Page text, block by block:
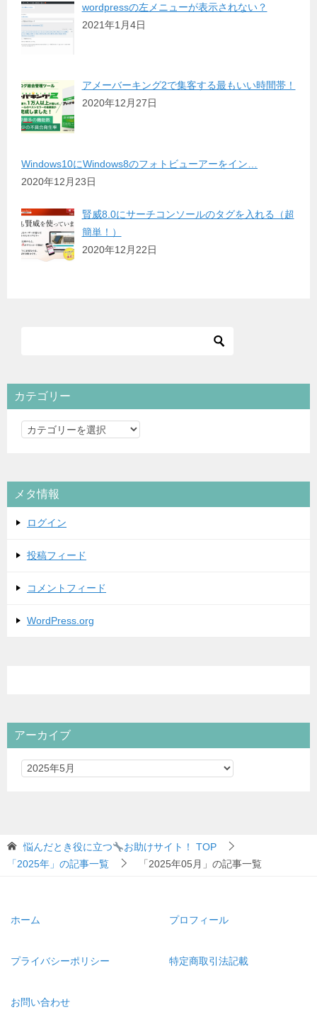
wordpressの左メニューが表示されない？
2021年1月4日
アメーバーキング2で集客する最もいい時間帯！
2020年12月27日
Windows10にWindows8のフォトビューアーをイン…
2020年12月23日
賢威8.0にサーチコンソールのタグを入れる（超
簡単！）
2020年12月22日
カテゴリー
カ
リ
ー
メタ情報
ログイン
投稿フィード
コメントフィード
WordPress.org
アーカイブ
悩んだとき役に立つ お助けサイト！
TOP
「2025年」の記事一覧
「2025年05月」の記事一覧
ホーム プロフィール
プライバシーポリシー 特定商取引法記載
お問い合わせ